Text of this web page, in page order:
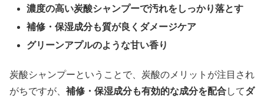
濃度の高い炭酸シャンプーで汚れをしっかり落とす
補修・保湿成分も質が良くダメージケア
グリーンアプルのような甘い香り
炭酸シャンプーということで、炭酸のメリットが注目され
がちですが、 補修・保湿成分も有効的な成分を配合してダ